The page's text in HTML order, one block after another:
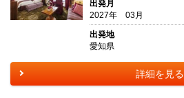
出発月
2027年 03月
出発地
愛知県
詳細を見る